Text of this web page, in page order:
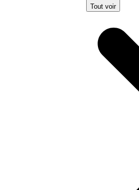
Tout voir